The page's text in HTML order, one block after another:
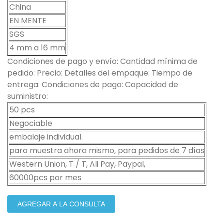
China
EN MENTE
SGS
4 mm a 16 mm
Condiciones de pago y envío: Cantidad mínima de
pedido: Precio: Detalles del empaque: Tiempo de
entrega: Condiciones de pago: Capacidad de
suministro:
50 pcs
Negociable
embalaje individual.
para muestra ahora mismo, para pedidos de 7 días
Western Union, T / T, Ali Pay, Paypal,
60000pcs por mes
AGREGAR A LA CONSULTA